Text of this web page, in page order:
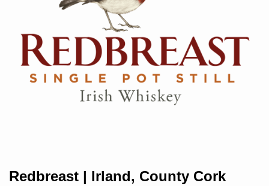
Redbreast | Irland, County Cork